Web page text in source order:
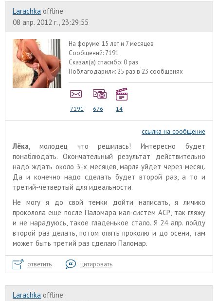
Larachka offline
08 апр. 2012 г., 23:29:55
На форуме:15 лет и 7 месяцев
Сообщений: 7191
Сказал(а) спасибо: 0 раз
Поблагодарили: 25 раз в 23 сообщенях
7191 676 14
ссылка на сообщение
Лёка, молодец что решилась! Интересно будет
понаблюдать. Окончательный результат действительно
надо ждать около 3-х месяцев, марля уйдет через месяц.
Да и конечно надо сделать будет второй раз, а то и
третий-четвертый для идеальности.
Не могу я до свой темки дойти написать, я личико
проколола ещё после Паломара иал-систем АСР, так гляжу
и не нарадуюсь, такое гладенькое стало. Я 24 апр. пойду
второй раз делать, потом опять проколю и до осени, там
может быть третий раз сделаю Паломар.
ответить цитировать
Larachka offline